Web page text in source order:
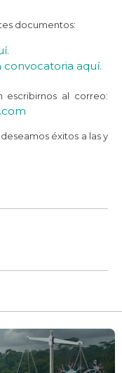
documentos:
convocatoria aquí.
escribirnos al correo:
com
éxitos a las y